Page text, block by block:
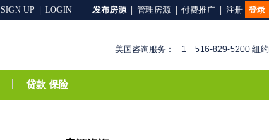
SIGN UP LOGIN 发布房源 管理房源 付费推广 注册 登录
美国咨询服务： +1 516-829-5200 纽约
贷款 保险